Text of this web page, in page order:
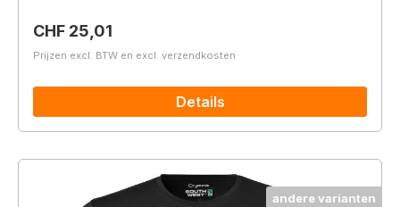
Normale prijs:
CHF 25,01
Prijzen excl. BTW en excl. verzendkosten
Details
andere varianten